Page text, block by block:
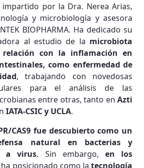
por la Dra. Nerea Arias,
y microbiología y asesora
BIOPHARMA. Ha dedicado su
al estudio de la microbiota
relación con la inflamación en
como enfermedad de
, trabajando con novedosas
para el análisis de las
entre otras, tanto en Azti
IATA-CSIC y UCLA.
CAS9 fue descubierto como un
natural en bacterias y
a virus. Sin embargo, en los
ha posicionado como latecnología